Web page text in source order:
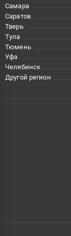
Самара
Саратов
Тверь
Тула
Тюмень
Уфа
Челябинск
Другой регион